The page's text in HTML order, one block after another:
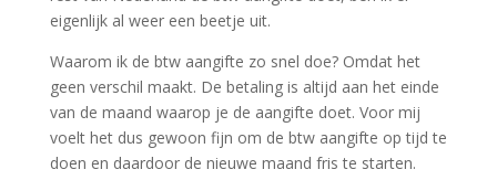
eigenlijk al weer een beetje uit.
Waarom ik de btw aangifte zo snel doe? Omdat het
geen verschil maakt. De betaling is altijd aan het einde
van de maand waarop je de aangifte doet. Voor mij
voelt het dus gewoon fijn om de btw aangifte op tijd te
doen en daardoor de nieuwe maand fris te starten.